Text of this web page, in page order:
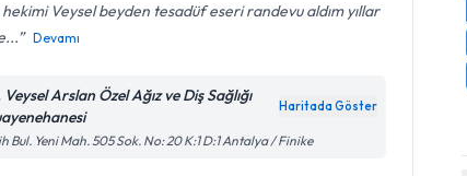
hekimi Veysel beyden tesadüf eseri randevu aldım yıllar
Devamı
Arslan Özel Ağız ve Diş Sağlığı
Haritada Göster
Bul. Yeni Mah. 505 Sok. No: 20 K:1 D:1 Antalya / Finike